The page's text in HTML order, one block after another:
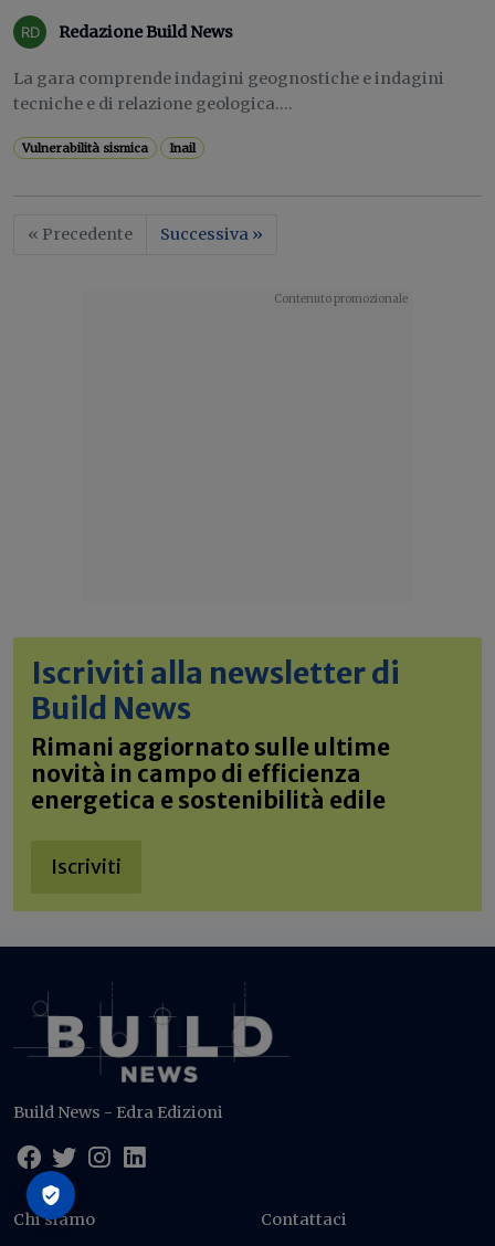
Redazione Build News
La gara comprende indagini geognostiche e indagini
tecniche e di relazione geologica....
Vulnerabilità sismica Inail
« Precedente Successiva »
Iscriviti alla newsletter di
Build News
Rimani aggiornato sulle ultime
novità in campo di efficienza
energetica e sostenibilità edile
Iscriviti
Build News - Edra Edizioni
Chi siamo Contattaci